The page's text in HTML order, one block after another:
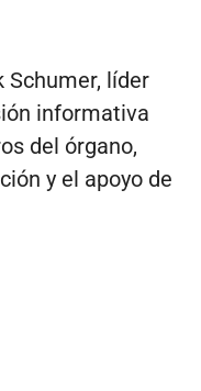
Schumer, líder
informativa
del órgano,
y el apoyo de